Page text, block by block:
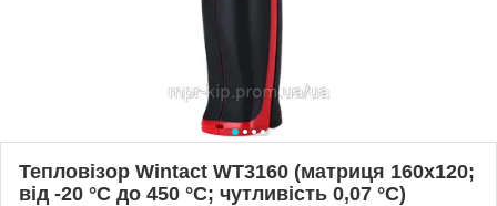
Тепловізор Wintact WT3160 (матриця 160х120;
від -20 °C до 450 °C; чутливість 0,07 °C)